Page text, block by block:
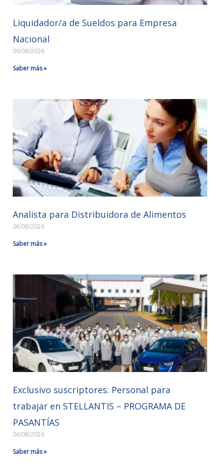
Liquidador/a de Sueldos para Empresa
Nacional
09/08/2026
Saber más »
Analista para Distribuidora de Alimentos
06/08/2026
Saber más »
Exclusivo suscriptores: Personal para
trabajar en STELLANTIS – PROGRAMA DE
PASANTÍAS
06/08/2026
Saber más »